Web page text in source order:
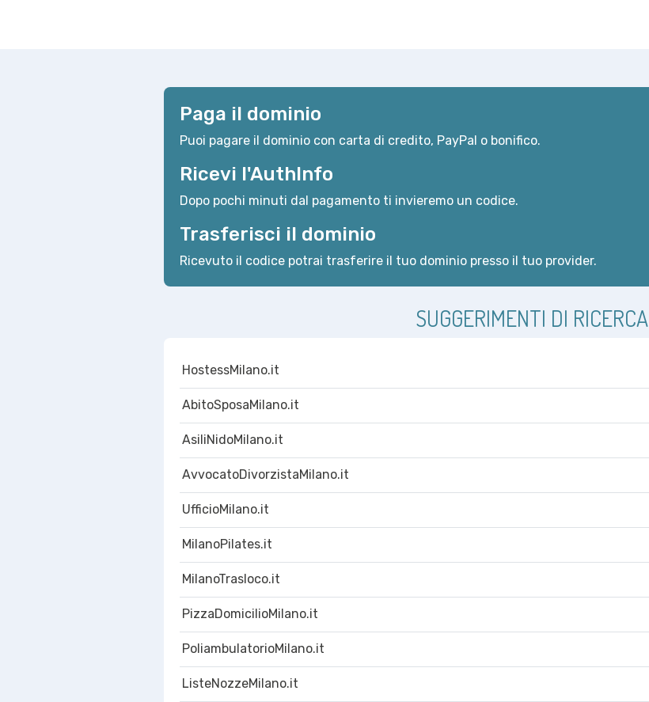
Paga il dominio
Puoi pagare il dominio con carta di credito, PayPal o bonifico.
Ricevi l'AuthInfo
Dopo pochi minuti dal pagamento ti invieremo un codice.
Trasferisci il dominio
Ricevuto il codice potrai trasferire il tuo dominio presso il tuo provider.
SUGGERIMENTI DI RICERCA
HostessMilano.it
AbitoSposaMilano.it
AsiliNidoMilano.it
AvvocatoDivorzistaMilano.it
UfficioMilano.it
MilanoPilates.it
MilanoTrasloco.it
PizzaDomicilioMilano.it
PoliambulatorioMilano.it
ListeNozzeMilano.it